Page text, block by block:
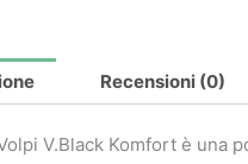
Recensioni (0)
V.Black Komfort è una